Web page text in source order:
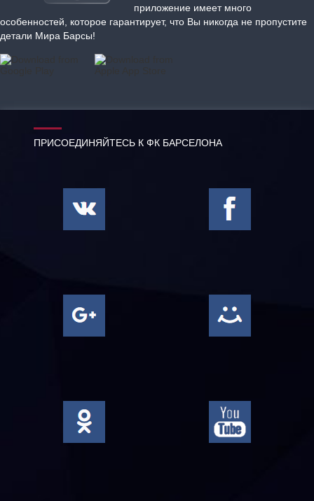
приложение имеет много
особенностей, которое гарантирует, что Вы никогда не пропустите
детали Мира Барсы!
ПРИСОЕДИНЯЙТЕСЬ К ФК БАРСЕЛОНА